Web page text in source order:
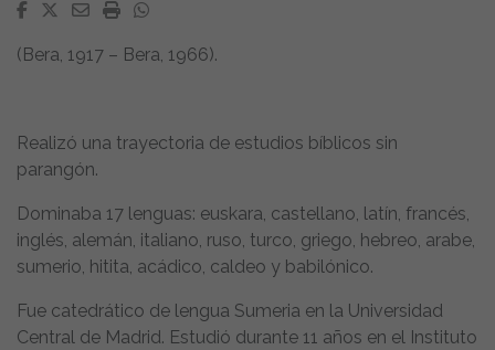
Facebook
Twitter
EmailImprimirWhatsapp
(Bera, 1917 – Bera, 1966).
Realizó una trayectoria de estudios bíblicos sin
parangón.
Dominaba 17 lenguas: euskara, castellano, latín, francés,
inglés, alemán, italiano, ruso, turco, griego, hebreo, arabe,
sumerio, hitita, acádico, caldeo y babilónico.
Fue catedrático de lengua Sumeria en la Universidad
Central de Madrid. Estudió durante 11 años en el Instituto